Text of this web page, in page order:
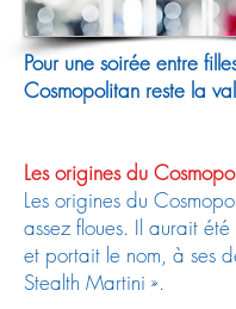
Pour une soirée entre
Cosmopolitan reste la
Les origines du
Les origines du
assez floues. Il aurait
et portait le nom, à ses
Stealth Martini ».